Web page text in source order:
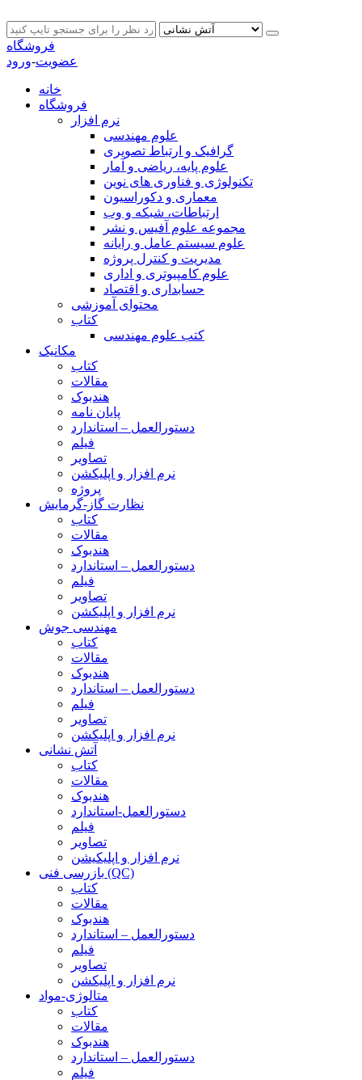
فروشگاه
عضویت-ورود
خانه
فروشگاه
نرم افزار
علوم مهندسی
گرافیک و ارتباط تصویری
علوم پایه، ریاضی و آمار
تکنولوژی و فناوری های نوین
معماری و دکوراسیون
ارتباطات، شبکه و وب
مجموعه علوم آفیس و نشر
علوم سیستم عامل و رایانه
مدیریت و کنترل پروژه
علوم کامپیوتری و اداری
حسابداری و اقتصاد
محتوای آموزشی
کتاب
کتب علوم مهندسی
مکانیک
کتاب
مقالات
هندبوک
پایان نامه
دستورالعمل – استاندارد
فیلم
تصاویر
نرم افزار و اپلیکشن
پروژه
نظارت گاز-گرمایش
کتاب
مقالات
هندبوک
دستورالعمل – استاندارد
فیلم
تصاویر
نرم افزار و اپلیکشن
مهندسی جوش
کتاب
مقالات
هندبوک
دستورالعمل – استاندارد
فیلم
تصاویر
نرم افزار و اپلیکشن
آتش نشانی
کتاب
مقالات
هندبوک
دستورالعمل-استاندارد
فیلم
تصاویر
نرم افزار و اپلیکیشن
بازرسی فنی (QC)
کتاب
مقالات
هندبوک
دستورالعمل – استاندارد
فیلم
تصاویر
نرم افزار و اپلیکشن
متالوژی-مواد
کتاب
مقالات
هندبوک
دستورالعمل – استاندارد
فیلم